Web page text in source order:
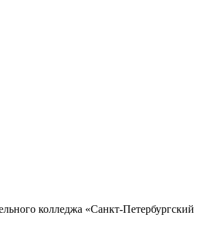
колледжа «Санкт-Петербургский